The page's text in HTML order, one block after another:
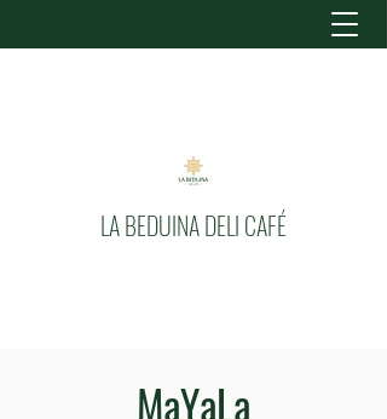
LA BEDUINA DELI CAFÉ
MaYaLa